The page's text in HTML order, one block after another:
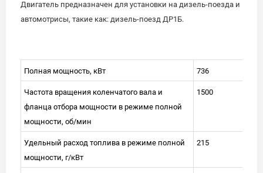
Двигатель предназначен для установки на дизель-поезда и
автомотрисы, такие как: дизель-поезд ДР1Б.
Полная мощность, кВт 736
Частота вращения коленчатого вала и
фланца отбора мощности в режиме полной
мощности, об/мин
1500
Удельный расход топлива в режиме полной
мощности, г/кВт
215